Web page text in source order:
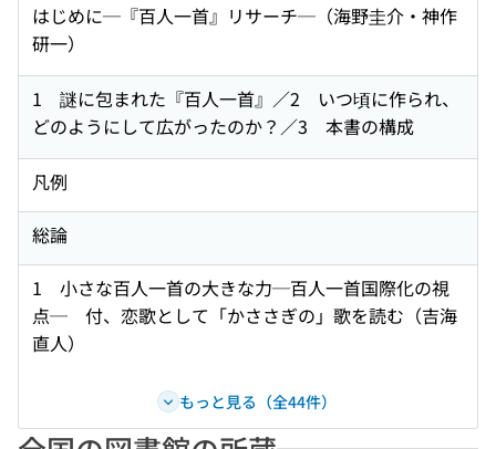
はじめに─『百人一首』リサーチ─（海野圭介・神作
研一）
1 謎に包まれた『百人一首』／2 いつ頃に作られ、
どのようにして広がったのか？／3 本書の構成
凡例
総論
1 小さな百人一首の大きな力─百人一首国際化の視
点─ 付、恋歌として「かささぎの」歌を読む（吉海
直人）
もっと見る（全44件）